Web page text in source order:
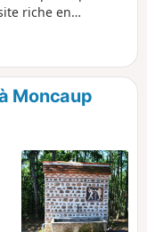
riche en
Moncaup